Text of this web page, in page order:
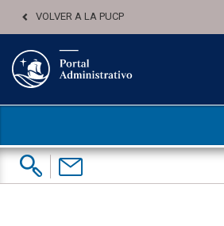
VOLVER A LA PUCP
Buscar:
Contáctenos